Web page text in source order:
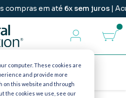
computer. These cookies are
and provide more
on this website and through
the cookies we use, see our
em até6x sem juros |